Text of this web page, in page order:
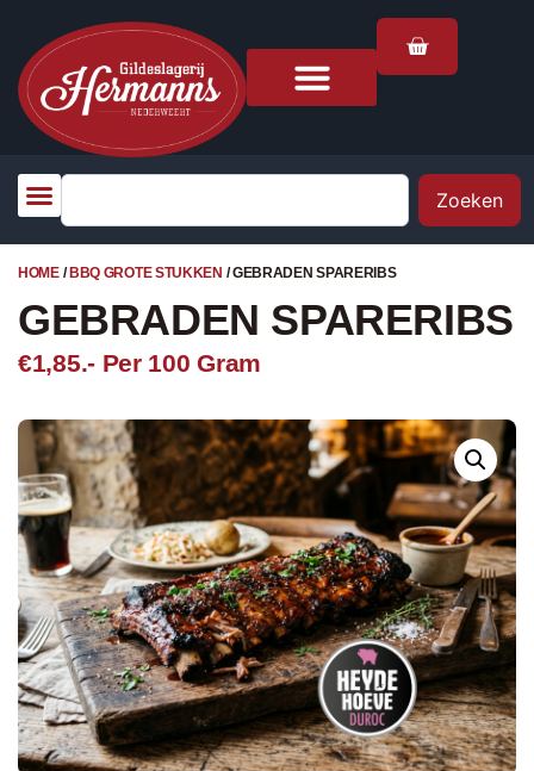
Zoeken
HOME/ BBQ GROTE STUKKEN / GEBRADEN SPARERIBS
GEBRADEN SPARERIBS
€1,85.-Per 100 Gram